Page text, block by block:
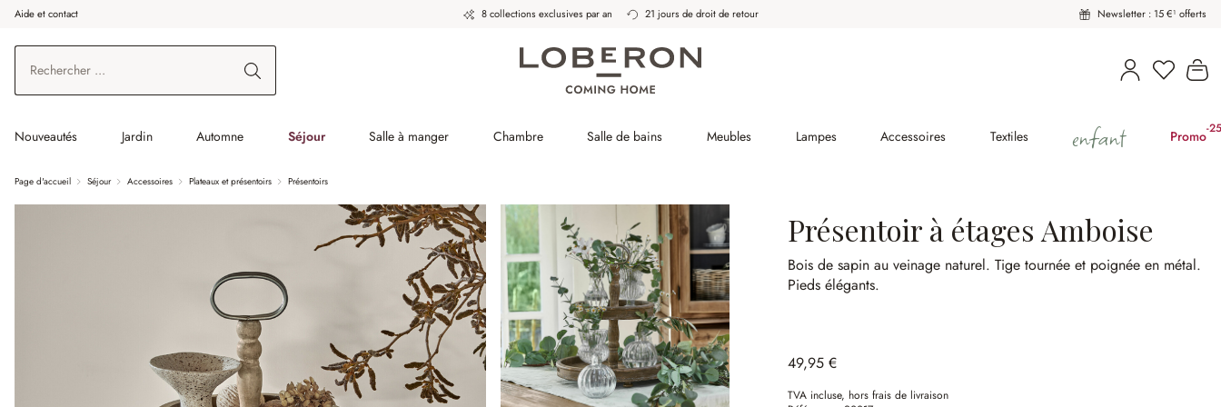
au contenu principal
Aller à la recherche
Aller à la navigation principale
Aide et contact 8 collections exclusives par an 21 jours de droit de retour Newsletter : 15 €¹ offerts
Vous
Nouveautés Jardin Automne Séjour Salle à manger Chambre Salle de bains Meubles Lampes Accessoires Textiles enfant Promo-
Page d'accueil Séjour Accessoires Plateaux et présentoirs Présentoirs
Présentoir à étages Amboise
Bois de sapin au veinage naturel.Tige tournée et poignée en métal.
Pieds élégants.
49,95 €
TVA incluse, hors frais de livraison